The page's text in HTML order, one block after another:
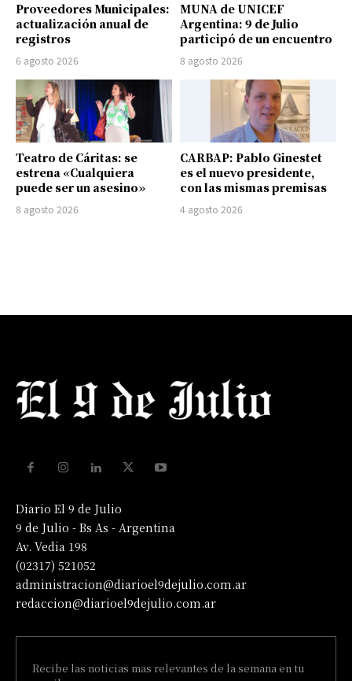
Proveedores Municipales:
actualización anual de
registros
6 agosto 2026
MUNA de UNICEF
Argentina: 9 de Julio
participó de un encuentro
8 agosto 2026
Teatro de Cáritas: se
estrena «Cualquiera
puede ser un asesino»
8 agosto 2026
CARBAP: Pablo Ginestet
es el nuevo presidente,
con las mismas premisas
4 agosto 2026
Diario El 9 de Julio
9 de Julio - Bs As - Argentina
Av. Vedia 198
(02317) 521052
administracion@diarioel9dejulio.com.ar
redaccion@diarioel9dejulio.com.ar
Recibe las noticias mas relevantes de la semana en tu